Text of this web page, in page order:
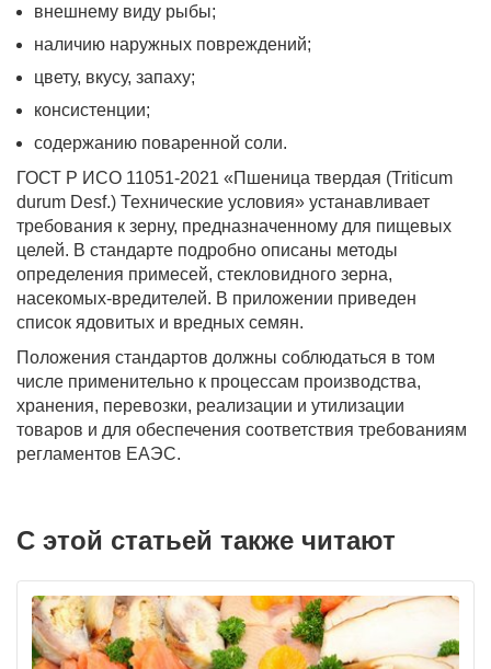
внешнему виду рыбы;
наличию наружных повреждений;
цвету, вкусу, запаху;
консистенции;
содержанию поваренной соли.
ГОСТ Р ИСО 11051-2021 «Пшеница твердая (Triticum
durum Desf.) Технические условия» устанавливает
требования к зерну, предназначенному для пищевых
целей. В стандарте подробно описаны методы
определения примесей, стекловидного зерна,
насекомых-вредителей. В приложении приведен
список ядовитых и вредных семян.
Положения стандартов должны соблюдаться в том
числе применительно к процессам производства,
хранения, перевозки, реализации и утилизации
товаров и для обеспечения соответствия требованиям
регламентов ЕАЭС.
С этой статьей также читают